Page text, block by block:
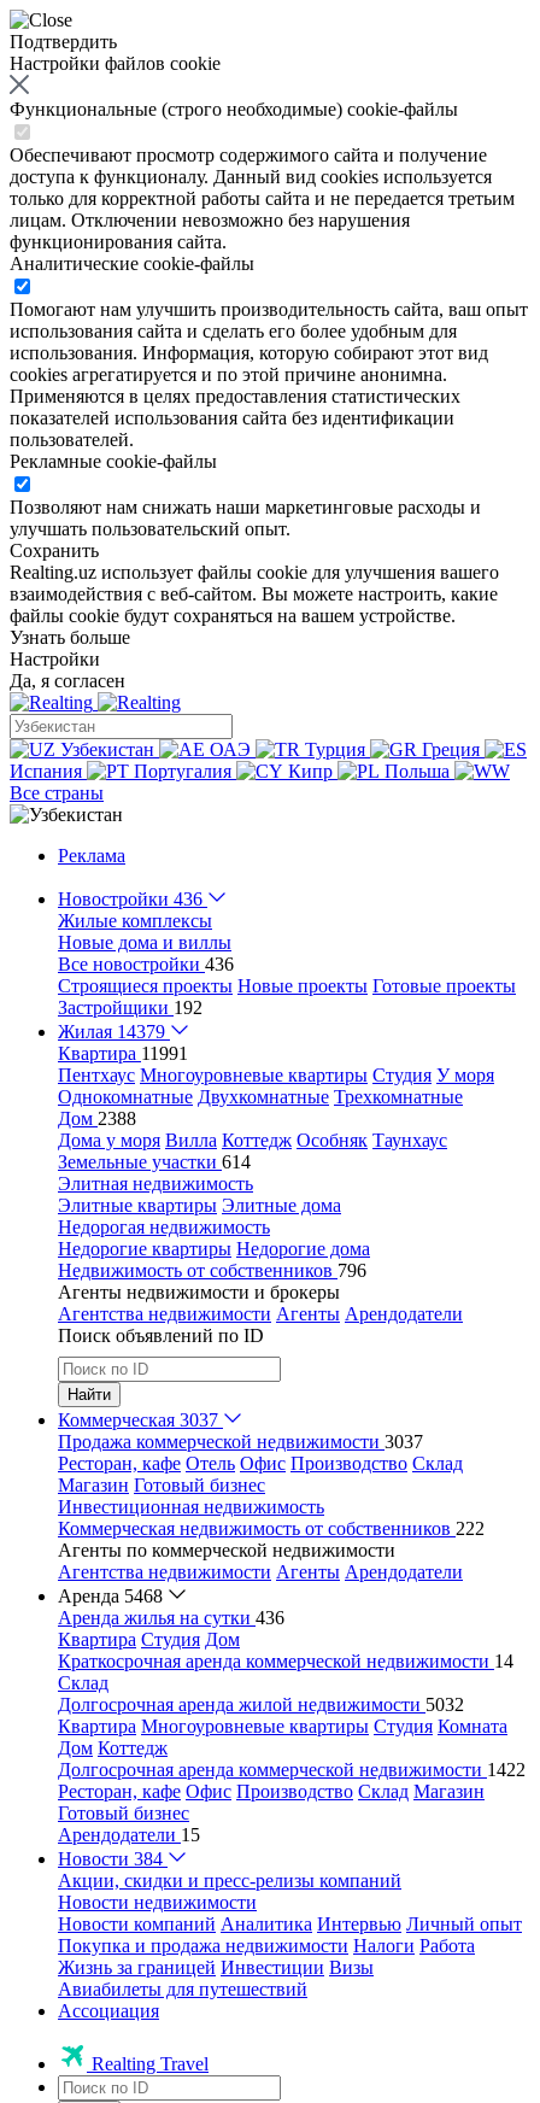
Подтвердить
Настройки файлов cookie
Функциональные (строго необходимые) cookie-файлы
Обеспечивают просмотр содержимого сайта и получение
доступа к функционалу. Данный вид cookies используется
только для корректной работы сайта и не передается третьим
лицам. Отключении невозможно без нарушения
функционирования сайта.
Аналитические cookie-файлы
Помогают нам улучшить производительность сайта, ваш опыт
использования сайта и сделать его более удобным для
использования. Информация, которую собирают этот вид
cookies агрегатируется и по этой причине анонимна.
Применяются в целях предоставления статистических
показателей использования сайта без идентификации
пользователей.
Рекламные cookie-файлы
Позволяют нам снижать наши маркетинговые расходы и
улучшать пользовательский опыт.
Сохранить
Realting.uz использует файлы cookie для улучшения вашего
взаимодействия с веб-сайтом. Вы можете настроить, какие
файлы cookie будут сохраняться на вашем устройстве.
Узнать больше
Настройки
Да, я согласен
Узбекистан ОАЭ Турция
Греция
Испания
Португалия Кипр
Польша
Все страны
Реклама
Новостройки 436
Жилые комплексы
Новые дома и виллы
Все новостройки 436
Строящиеся проекты Новые проекты Готовые проекты
Застройщики 192
Жилая 14379
Квартира 11991
Пентхаус Многоуровневые квартиры Студия У моря
Однокомнатные Двухкомнатные Трехкомнатные
Дом 2388
Дома у моря Вилла Коттедж Особняк Таунхаус
Земельные участки 614
Элитная недвижимость
Элитные квартиры Элитные дома
Недорогая недвижимость
Недорогие квартиры Недорогие дома
Недвижимость от собственников 796
Агенты недвижимости и брокеры
Агентства недвижимости Агенты Арендодатели
Поиск объявлений по ID
Найти
Коммерческая 3037
Продажа коммерческой недвижимости 3037
Ресторан, кафе Отель Офис Производство Склад
Магазин Готовый бизнес
Инвестиционная недвижимость
Коммерческая недвижимость от собственников 222
Агенты по коммерческой недвижимости
Агентства недвижимости Агенты Арендодатели
Аренда 5468
Аренда жилья на сутки 436
Квартира Студия Дом
Краткосрочная аренда коммерческой недвижимости 14
Склад
Долгосрочная аренда жилой недвижимости 5032
Квартира Многоуровневые квартиры Студия Комната
Дом Коттедж
Долгосрочная аренда коммерческой недвижимости 1422
Ресторан, кафе Офис Производство Склад Магазин
Готовый бизнес
Арендодатели 15
Новости 384
Акции, скидки и пресс-релизы компаний
Новости недвижимости
Новости компаний Аналитика Интервью Личный опыт
Покупка и продажа недвижимости Налоги Работа
Жизнь за границей Инвестиции Визы
Авиабилеты для путешествий
Ассоциация
Realting Travel